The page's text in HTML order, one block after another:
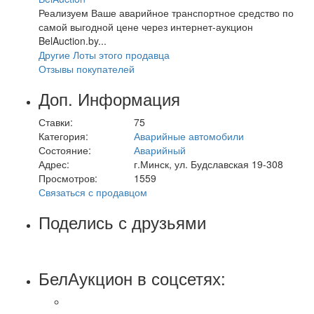
Реализуем Ваше аварийное транспортное средство по
самой выгодной цене через интернет-аукцион
BelAuction.by...
Другие Лоты этого продавца
Отзывы покупателей
Доп. Информация
Ставки:
75
Категория:
Аварийные автомобили
Состояние:
Аварийный
Адрес:
г.Минск, ул. Будславская 19-308
Просмотров:
1559
Связаться с продавцом
Поделись с друзьями
БелАукцион в соцсетях: